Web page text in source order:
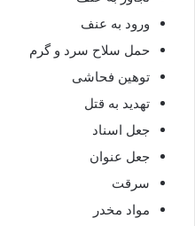
ورود به عنف
حمل سلاح سرد و گرم
توهین فحاشی
تهدید به قتل
جعل اسناد
جعل عنوان
سرقت
مواد مخدر